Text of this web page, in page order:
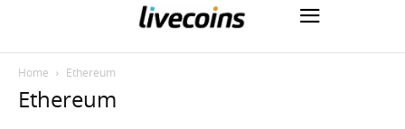
Home Ethereum
Ethereum